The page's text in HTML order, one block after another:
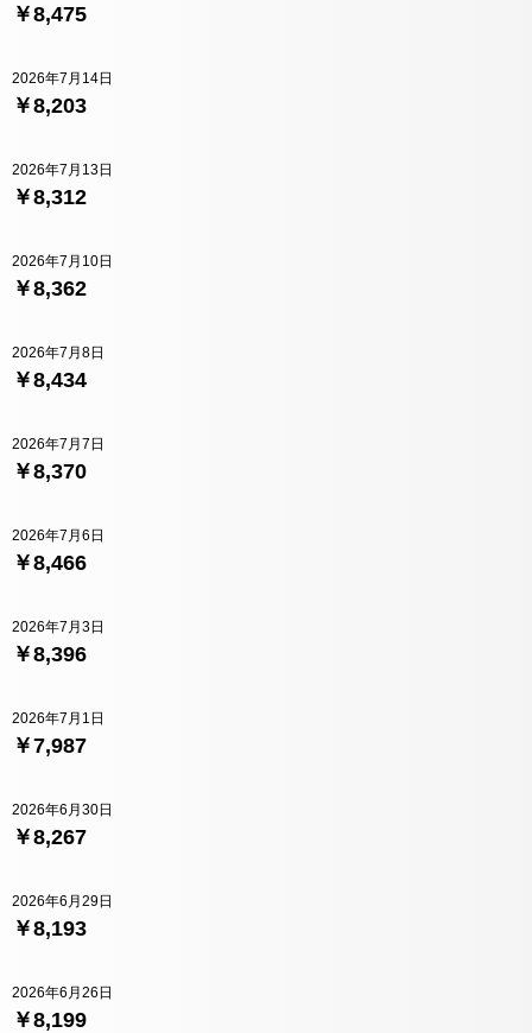
￥8,475
￥8,203
2026年7月14日
￥8,312
2026年7月13日
￥8,362
2026年7月10日
￥8,434
2026年7月8日
￥8,370
2026年7月7日
￥8,466
2026年7月6日
￥8,396
2026年7月3日
￥7,987
2026年7月1日
￥8,267
2026年6月30日
￥8,193
2026年6月29日
￥8,199
2026年6月26日